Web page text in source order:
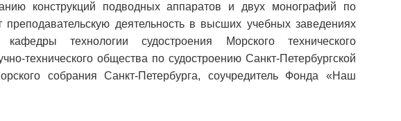
конструкций подводных аппаратов и двух монографий по
преподавательскую деятельность в высших учебных заведениях
кафедры технологии судостроения Морского технического
технического общества по судостроению Санкт-Петербургской
собрания Санкт-Петербурга, соучредитель Фонда «Наш